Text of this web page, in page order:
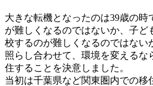
大きな転機となったのは39歳の時
が難しくなるのではないか、子ど
校するのが難しくなるのではない
照らし合わせて、環境を変えるな
住することを決意しました。
当初は千葉県など関東圏内での移